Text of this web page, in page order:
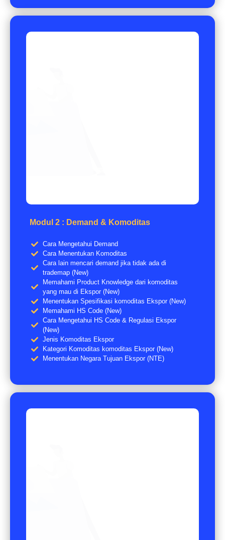
Modul 2 : Demand & Komoditas
Cara Mengetahui Demand
Cara Menentukan Komoditas
Cara lain mencari demand jika tidak ada di
trademap (New)
Memahami Product Knowledge dari komoditas
yang mau di Ekspor (New)
Menentukan Spesifikasi komoditas Ekspor (New)
Memahami HS Code (New)
Cara Mengetahui HS Code & Regulasi Ekspor
(New)
Jenis Komoditas Ekspor
Kategori Komoditas komoditas Ekspor (New)
Menentukan Negara Tujuan Ekspor (NTE)